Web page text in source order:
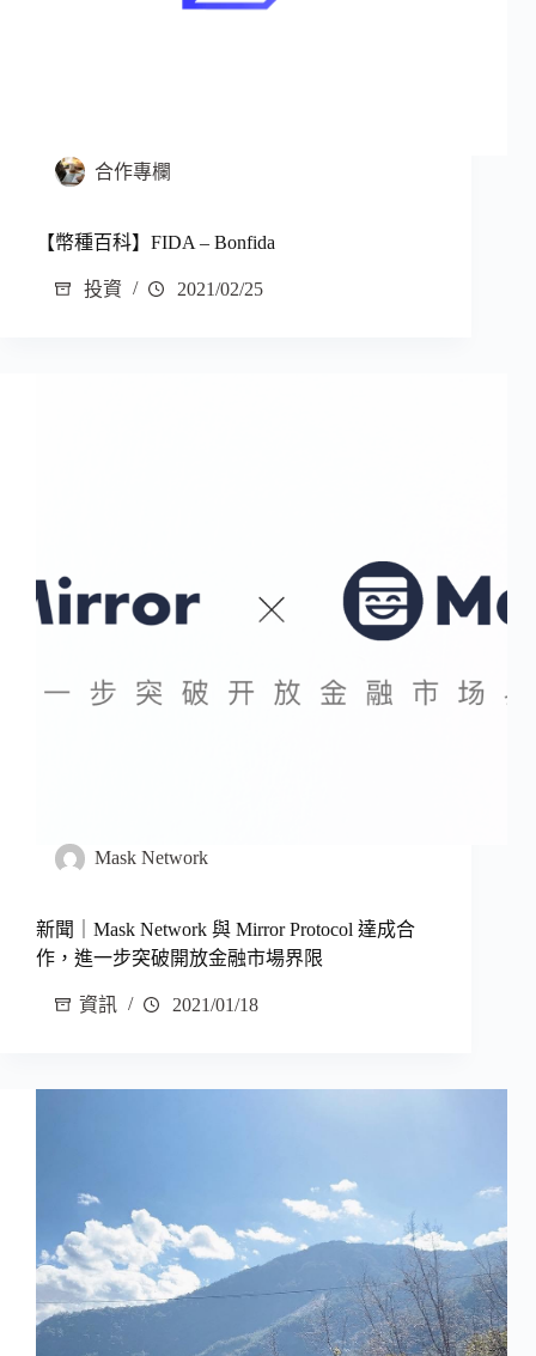
合作專欄
【幣種百科】FIDA – Bonfida
投資 2021/02/25
Mask Network
新聞｜Mask Network 與 Mirror Protocol 達成合
作，進一步突破開放金融市場界限
資訊 2021/01/18